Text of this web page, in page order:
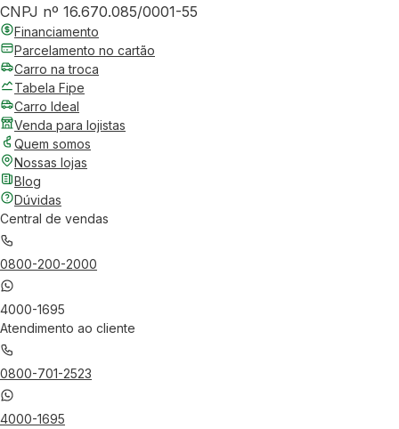
CNPJ nº 16.670.085/0001-55
Financiamento
Parcelamento no cartão
Carro na troca
Tabela Fipe
Carro Ideal
Venda para lojistas
Quem somos
Nossas lojas
Blog
Dúvidas
Central de vendas
0800-200-2000
4000-1695
Atendimento ao cliente
0800-701-2523
4000-1695